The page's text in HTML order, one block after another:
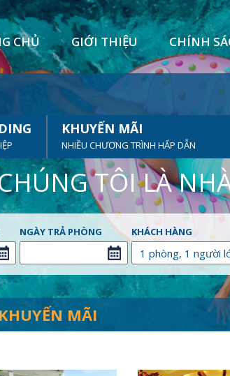
CHỦ GIỚI THIỆU CHÍNH
KHUYẾN MÃI
NHIỀU CHƯƠNG TRÌNH HẤP DẪN
TÔI LÀ
NGÀY TRẢ PHÒNG KHÁCH HÀNG
KHUYẾN MÃI